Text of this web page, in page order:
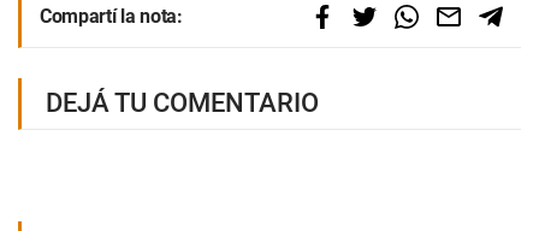
Compartí la nota:
DEJÁ TU COMENTARIO